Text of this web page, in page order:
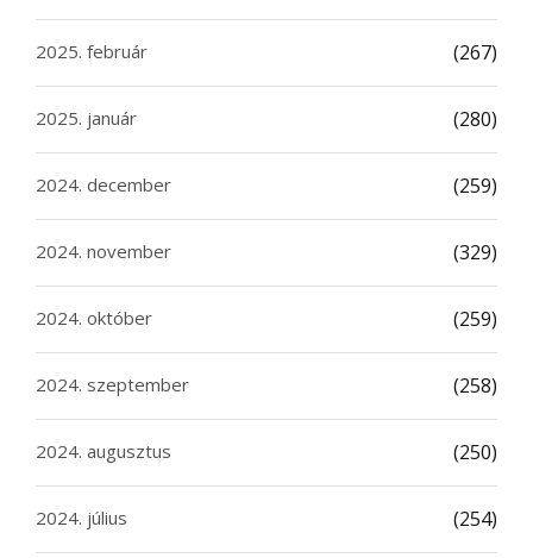
2025. február (267)
2025. január (280)
2024. december (259)
2024. november (329)
2024. október (259)
2024. szeptember (258)
2024. augusztus (250)
2024. július (254)